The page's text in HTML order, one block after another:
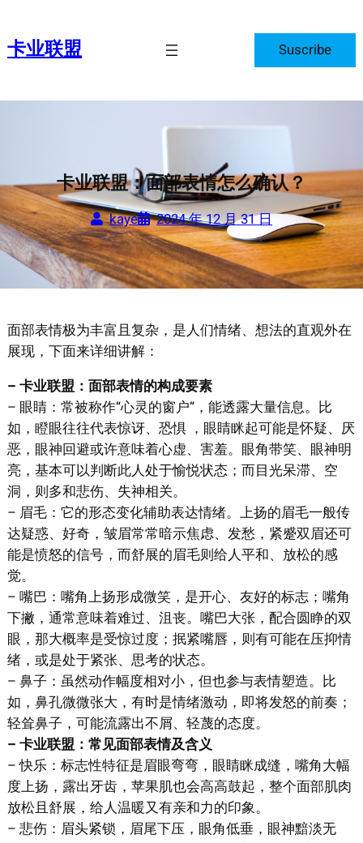
内卡业联盟 Suscribe
卡业联盟：面部表情怎么确认？
kaye 2024 年 12 月 31 日
面部表情极为丰富且复杂，是人们情绪、想法的直观外在
展现，下面来详细讲解：
– 卡业联盟：面部表情的构成要素
– 眼睛：常被称作“心灵的窗户”，能透露大量信息。比
如，瞪眼往往代表惊讶、恐惧 ，眼睛眯起可能是怀疑、厌
恶，眼神回避或许意味着心虚、害羞。眼角带笑、眼神明
亮，基本可以判断此人处于愉悦状态；而目光呆滞、空
洞，则多和悲伤、失神相关。
– 眉毛：它的形态变化辅助表达情绪。上扬的眉毛一般传
达疑惑、好奇，皱眉常常暗示焦虑、发愁，紧蹙双眉还可
能是愤怒的信号，而舒展的眉毛则给人平和、放松的感
觉。
– 嘴巴：嘴角上扬形成微笑，是开心、友好的标志；嘴角
下撇，通常意味着难过、沮丧。嘴巴大张，配合圆睁的双
眼，那大概率是受惊过度；抿紧嘴唇，则有可能在压抑情
绪，或是处于紧张、思考的状态。
– 鼻子：虽然动作幅度相对小，但也参与表情塑造。比
如，鼻孔微微张大，有时是情绪激动，即将发怒的前奏；
轻耸鼻子，可能流露出不屑、轻蔑的态度。
– 卡业联盟：常见面部表情及含义
– 快乐：标志性特征是眉眼弯弯，眼睛眯成缝，嘴角大幅
度上扬，露出牙齿，苹果肌也会高高鼓起，整个面部肌肉
放松且舒展，给人温暖又有亲和力的印象。
– 悲伤：眉头紧锁，眉尾下压，眼角低垂，眼神黯淡无